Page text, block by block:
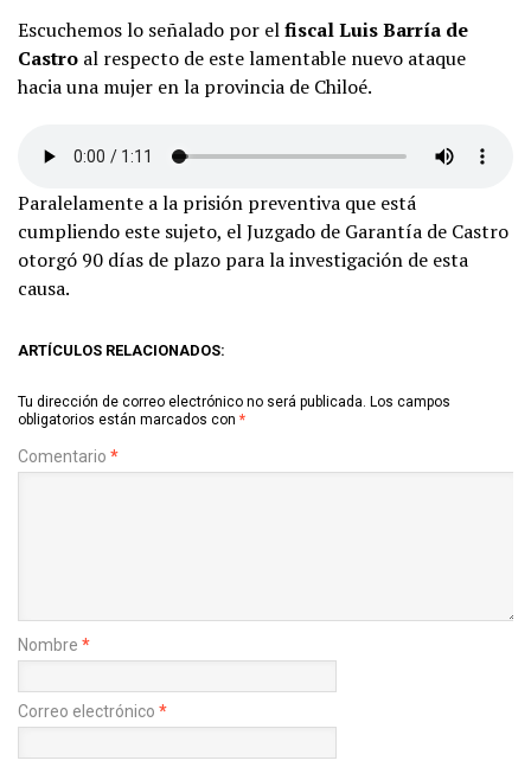
Escuchemos lo señalado por elfiscal Luis Barría de
Castro al respecto de este lamentable nuevo ataque
hacia una mujer en la provincia de Chiloé.
Paralelamente a la prisión preventiva que está
cumpliendo este sujeto, el Juzgado de Garantía de Castro
otorgó 90 días de plazo para la investigación de esta
causa.
ARTÍCULOS RELACIONADOS:
Tu dirección de correo electrónico no será publicada. Los campos
obligatorios están marcados con *
Comentario *
Nombre *
Correo electrónico *